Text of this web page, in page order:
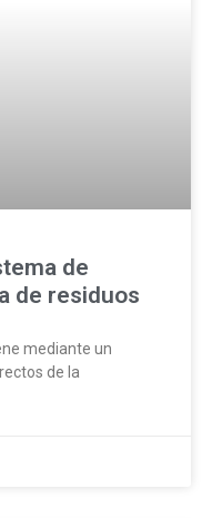
de
de residuos
mediante un
de la